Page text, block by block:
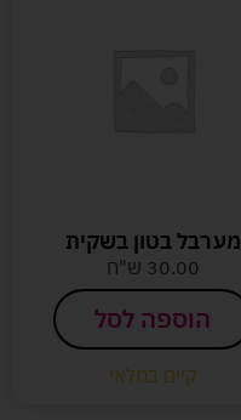
מערבל בטון בשקית
30.00 ש"ח
הוספה לסל
קיים במלאי